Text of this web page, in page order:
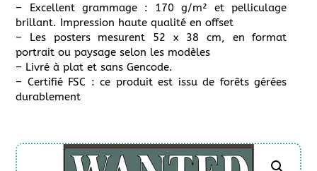
– Excellent grammage : 170 g/m² et pelliculage
brillant. Impression haute qualité en offset
– Les posters mesurent 52 x 38 cm, en format
portrait ou paysage selon les modèles
– Livré à plat et sans Gencode.
– Certifié FSC : ce produit est issu de forêts gérées
durablement